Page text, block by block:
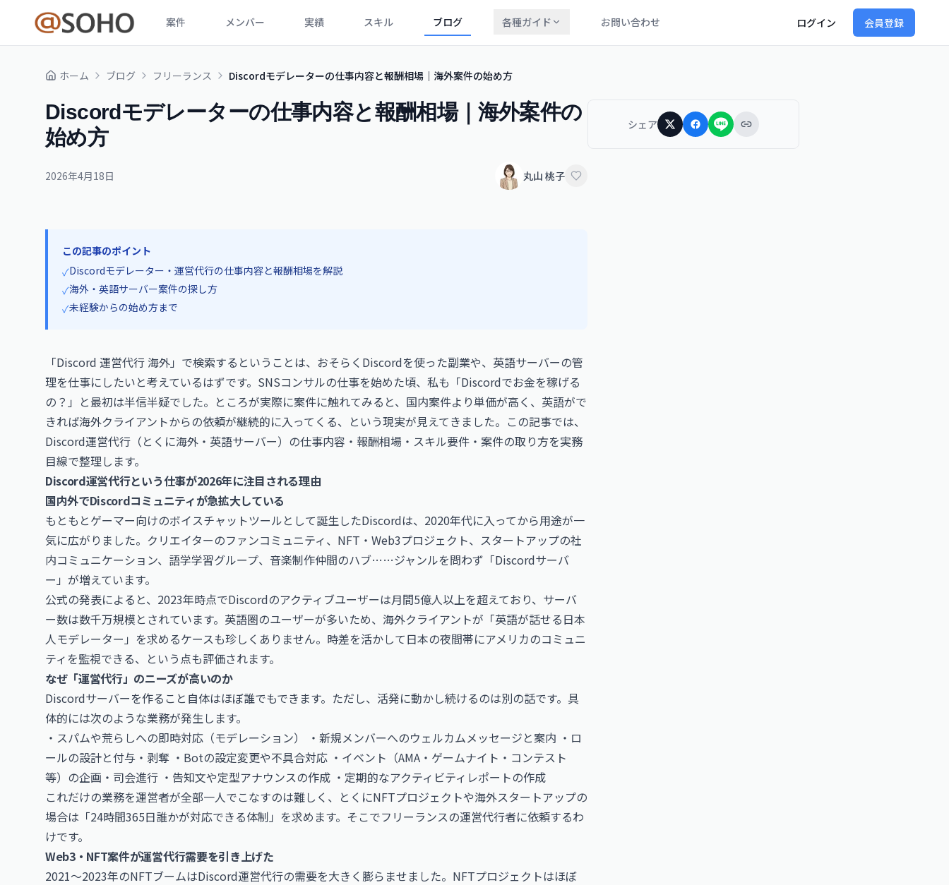
案件 メンバー 実績 スキル ブログ 各種ガイド お問い合わせ ログイン 会員登録
ホーム ブログ フリーランス Discordモデレーターの仕事内容と報酬相場｜海外案件の始め方
Discordモデレーターの仕事内容と報酬相場｜海外案件の
始め方
2026年4月18日 丸山 桃子
この記事のポイント
✓Discordモデレーター・運営代行の仕事内容と報酬相場を解説
✓海外・英語サーバー案件の探し方
✓未経験からの始め方まで
「Discord 運営代行 海外」で検索するということは、おそらくDiscordを使った副業や、英語サーバーの管
理を仕事にしたいと考えているはずです。SNSコンサルの仕事を始めた頃、私も「Discordでお金を稼げる
の？」と最初は半信半疑でした。ところが実際に案件に触れてみると、国内案件より単価が高く、英語がで
きれば海外クライアントからの依頼が継続的に入ってくる、という現実が見えてきました。この記事では、
Discord運営代行（とくに海外・英語サーバー）の仕事内容・報酬相場・スキル要件・案件の取り方を実務
目線で整理します。
Discord運営代行という仕事が2026年に注目される理由
国内外でDiscordコミュニティが急拡大している
もともとゲーマー向けのボイスチャットツールとして誕生したDiscordは、2020年代に入ってから用途が一
気に広がりました。クリエイターのファンコミュニティ、NFT・Web3プロジェクト、スタートアップの社
内コミュニケーション、語学学習グループ、音楽制作仲間のハブ……ジャンルを問わず「Discordサーバ
ー」が増えています。
公式の発表によると、2023年時点でDiscordのアクティブユーザーは月間5億人以上を超えており、サーバ
ー数は数千万規模とされています。英語圏のユーザーが多いため、海外クライアントが「英語が話せる日本
人モデレーター」を求めるケースも珍しくありません。時差を活かして日本の夜間帯にアメリカのコミュニ
ティを監視できる、という点も評価されます。
なぜ「運営代行」のニーズが高いのか
Discordサーバーを作ること自体はほぼ誰でもできます。ただし、活発に動かし続けるのは別の話です。具
体的には次のような業務が発生します。
・スパムや荒らしへの即時対応（モデレーション） ・新規メンバーへのウェルカムメッセージと案内 ・ロ
ールの設計と付与・剥奪 ・Botの設定変更や不具合対応 ・イベント（AMA・ゲームナイト・コンテスト
等）の企画・司会進行 ・告知文や定型アナウンスの作成 ・定期的なアクティビティレポートの作成
これだけの業務を運営者が全部一人でこなすのは難しく、とくにNFTプロジェクトや海外スタートアップの
場合は「24時間365日誰かが対応できる体制」を求めます。そこでフリーランスの運営代行者に依頼するわ
けです。
Web3・NFT案件が運営代行需要を引き上げた
2021〜2023年のNFTブームはDiscord運営代行の需要を大きく膨らませました。NFTプロジェクトはほぼ
シェア